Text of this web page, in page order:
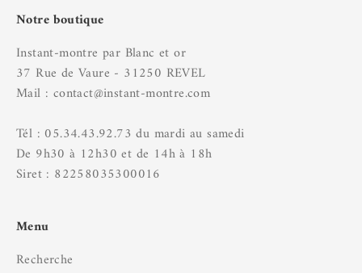
Notre boutique
Instant-montre par Blanc et or
37 Rue de Vaure - 31250 REVEL
Mail : contact@instant-montre.com
Tél : 05.34.43.92.73 du mardi au samedi
De 9h30 à 12h30 et de 14h à 18h
Siret : 82258035300016
Menu
Recherche